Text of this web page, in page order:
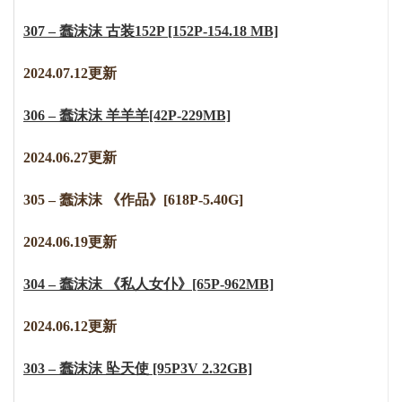
307 – 蠢沫沫 古装152P [152P-154.18 MB]
2024.07.12更新
306 – 蠢沫沫 羊羊羊[42P-229MB]
2024.06.27更新
305 – 蠢沫沫 《作品》[618P-5.40G]
2024.06.19更新
304 – 蠢沫沫 《私人女仆》[65P-962MB]
2024.06.12更新
303 – 蠢沫沫 坠天使 [95P3V 2.32GB]